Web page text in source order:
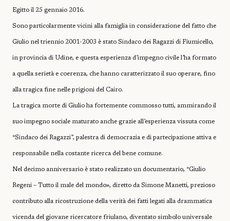
Egitto il 25 gennaio 2016.
Sono particolarmente vicini alla famiglia in considerazione del fatto che
Giulio nel triennio 2001-2003 è stato Sindaco dei Ragazzi di Fiumicello,
in provincia di Udine, e questa esperienza d’impegno civile l’ha formato
a quella serietà e coerenza, che hanno caratterizzato il suo operare, fino
alla tragica fine nelle prigioni del Cairo.
La tragica morte di Giulio ha fortemente commosso tutti, ammirando il
suo impegno sociale maturato anche grazie all’esperienza vissuta come
“Sindaco dei Ragazzi”, palestra di democrazia e di partecipazione attiva e
responsabile nella costante ricerca del bene comune.
Nel decimo anniversario è stato realizzato un documentario, “Giulio
Regeni – Tutto il male del mondo», diretto da Simone Manetti, prezioso
contributo alla ricostruzione della verità dei fatti legati alla drammatica
vicenda del giovane ricercatore friulano, diventato simbolo universale